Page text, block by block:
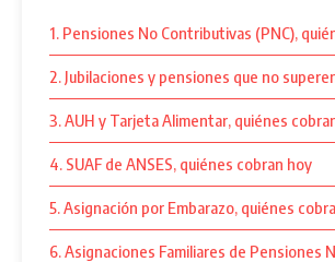
1. Pensiones No Contributivas (PNC),
2. Jubilaciones y pensiones que no
3. AUH y Tarjeta Alimentar, quiénes
4. SUAF de ANSES, quiénes cobran hoy
5. Asignación por Embarazo, quiénes
6. Asignaciones Familiares de Pensiones